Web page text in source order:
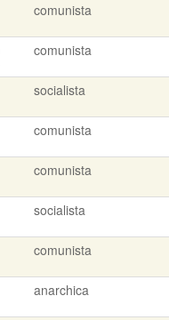
comunista
comunista
socialista
comunista
comunista
socialista
comunista
anarchica